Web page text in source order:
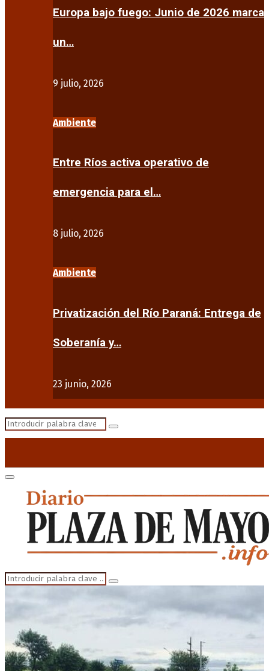
Europa bajo fuego: Junio de 2026 marca
un…
9 julio, 2026
Ambiente
Entre Ríos activa operativo de
emergencia para el…
8 julio, 2026
Ambiente
Privatización del Río Paraná: Entrega de
Soberanía y…
23 junio, 2026
Search
Search
Primary
Menu
Search
for:
Search